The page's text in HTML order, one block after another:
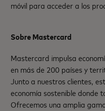
móvil para acceder a los
Sobre Mastercard
Mastercard impulsa
en más de 200 países y
Junto a nuestros clientes,
economía sostenible donde
Ofrecemos una amplia